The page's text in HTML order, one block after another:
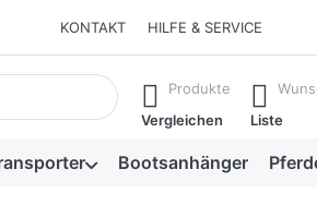
KONTAKT HILFE & SERVICE
erste Ergebnisse.
Produkte
Vergleichen
Liste
Bootsanhänger